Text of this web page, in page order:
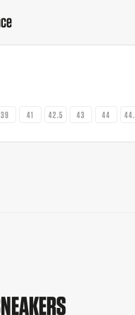
39 41 42.5 43 44